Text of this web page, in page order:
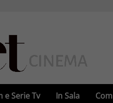
e Serie Tv In Sala